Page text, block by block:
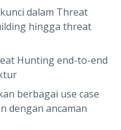
dalam Threat
hingga threat
Hunting end-to-end
berbagai use case
dengan ancaman